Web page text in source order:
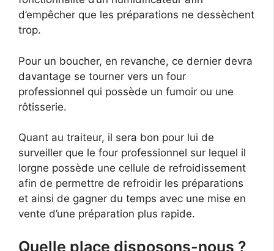
d’empêcher que les préparations ne dessèchent
trop.
Pour un boucher, en revanche, ce dernier devra
davantage se tourner vers un four
professionnel qui possède un fumoir ou une
rôtisserie.
Quant au traiteur, il sera bon pour lui de
surveiller que le four professionnel sur lequel il
lorgne possède une cellule de refroidissement
afin de permettre de refroidir les préparations
et ainsi de gagner du temps avec une mise en
vente d’une préparation plus rapide.
Quelle place disposons-nous ?